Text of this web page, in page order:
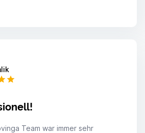
Team war immer sehr